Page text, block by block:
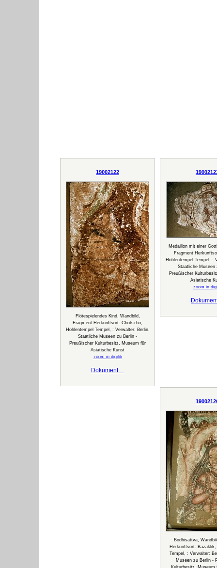
19002122
Flötespielendes Kind, Wandbild,
Fragment Herkunftsort: Chotscho,
Höhlentempel Tempel, : Verwalter: Berlin,
Staatliche Museen zu Berlin -
Preußischer Kulturbesitz, Museum für
Asiatische Kunst
zoom in digilib
Dokument…
Medaillon mit einer
Fragment
Höhlentempel Tempel, :
Staatliche Museen
Preußischer
Asiatische
zoom in
Bodhisattva,
Herkunftsort: Bäzäklik,
Tempel, : Verwalter:
Museen zu Berlin -
Kulturbesitz, Museum